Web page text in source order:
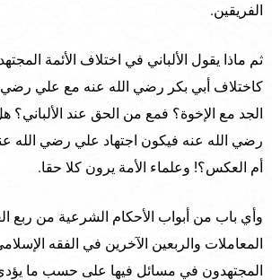
الفريقين.
ثم ماذا يقول الألباني في اختلاف الأئمة
كاختلاف أبي بكر رضي الله عنه مع علي
الجد مع الإخوة؟ فمع من الحق عند الألباني؟
رضي الله عنه فيكون اجتهاد علي رضي الله
أم العكس؟! وعلماء الأمة يرون كلا حقا.
وأي باب من أبواب الأحكام الشرعية من ربع
المعاملات والربعين الآخرين في الفقه
المجتهدون في مسائل فيها على حسب ما يؤدي